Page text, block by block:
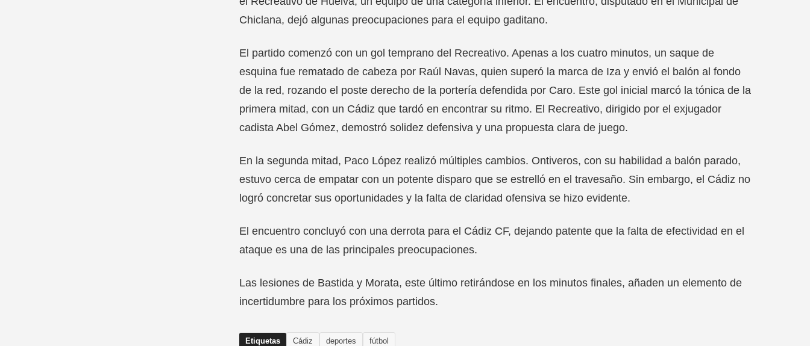
Chiclana, dejó algunas preocupaciones para el equipo gaditano.
El partido comenzó con un gol temprano del Recreativo. Apenas a los cuatro minutos, un saque de
esquina fue rematado de cabeza por Raúl Navas, quien superó la marca de Iza y envió el balón al fondo
de la red, rozando el poste derecho de la portería defendida por Caro. Este gol inicial marcó la tónica de la
primera mitad, con un Cádiz que tardó en encontrar su ritmo. El Recreativo, dirigido por el exjugador
cadista Abel Gómez, demostró solidez defensiva y una propuesta clara de juego.
En la segunda mitad, Paco López realizó múltiples cambios. Ontiveros, con su habilidad a balón parado,
estuvo cerca de empatar con un potente disparo que se estrelló en el travesaño. Sin embargo, el Cádiz no
logró concretar sus oportunidades y la falta de claridad ofensiva se hizo evidente.
El encuentro concluyó con una derrota para el Cádiz CF, dejando patente que la falta de efectividad en el
ataque es una de las principales preocupaciones.
Las lesiones de Bastida y Morata, este último retirándose en los minutos finales, añaden un elemento de
incertidumbre para los próximos partidos.
Etiquetas Cádiz deportes fútbol